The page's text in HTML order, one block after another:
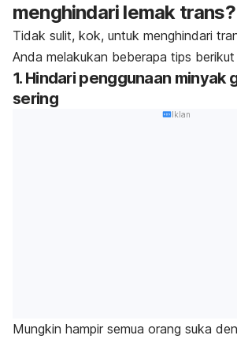
menghindari lemak trans?
Tidak sulit, kok, untuk menghindari
Anda melakukan beberapa tips berikut
1. Hindari penggunaan minyak
sering
Iklan
Mungkin hampir semua orang suka